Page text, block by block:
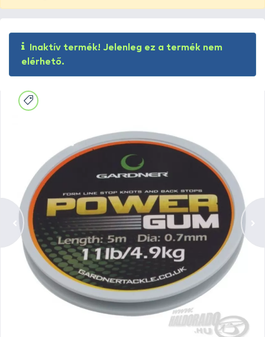
Inaktív termék! Jelenleg ez a termék nem
elérhető.